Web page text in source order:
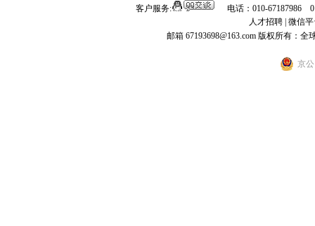
客户服务:
电话：010-67187986
人才招聘 微信
邮箱 67193698@163.com 版权所有：全
京公